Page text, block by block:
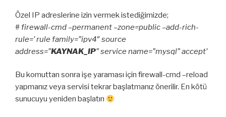
Özel IP adreslerine izin vermek istediğimizde;
#firewall-cmd –permanent –zone=public –add-rich-
rule=’ rule family=”ipv4″ source
address=”KAYNAK_IP” service name=”mysql” accept’
Bu komuttan sonra işe yaraması için firewall-cmd –reload
yapmanız veya servisi tekrar başlatmanız önerilir. En kötü
sunucuyu yeniden başlatın